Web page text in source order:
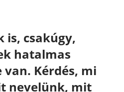
is, csakúgy,
hatalmas
Kérdés, mi
nevelünk, mit